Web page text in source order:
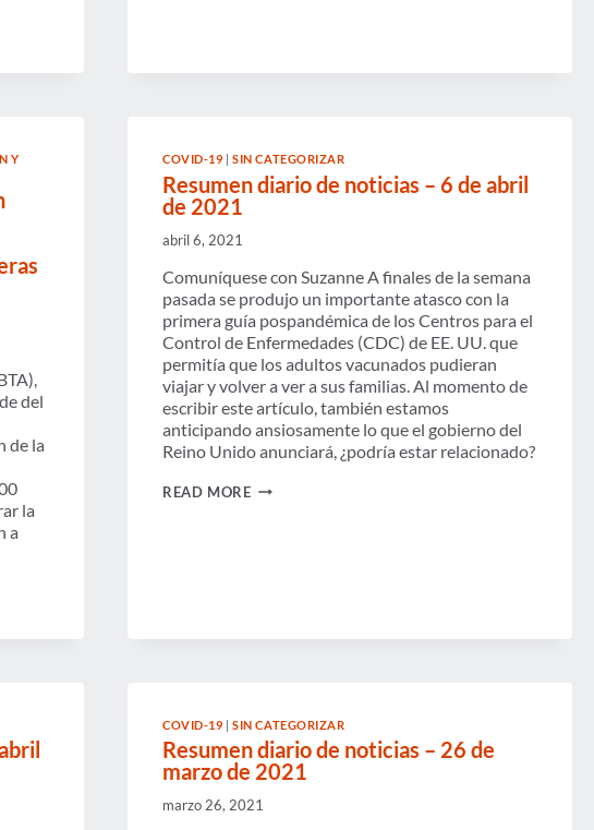
Y
del
de la
la
a
COVID-19 |SIN CATEGORIZAR
Resumen diario de noticias – 6 de abril
de 2021
abril 6, 2021
Comuníquese con Suzanne A finales de la semana
pasada se produjo un importante atasco con la
primera guía pospandémica de los Centros para el
Control de Enfermedades (CDC) de EE. UU. que
permitía que los adultos vacunados pudieran
viajar y volver a ver a sus familias. Al momento de
escribir este artículo, también estamos
anticipando ansiosamente lo que el gobierno del
Reino Unido anunciará, ¿podría estar relacionado?
READ MORERESUMEN
2021
COVID-19 |SIN CATEGORIZAR
Resumen diario de noticias – 26 de
marzo de 2021
marzo 26, 2021